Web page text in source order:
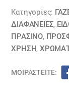
Κατηγορίες:
ΔΙΑΦΆΝΕΙΕΣ,
ΠΡΑΣΙΝΟ,
ΧΡΗΣΗ,
ΜΟΙΡΑΣΤΕΊΤΕ: